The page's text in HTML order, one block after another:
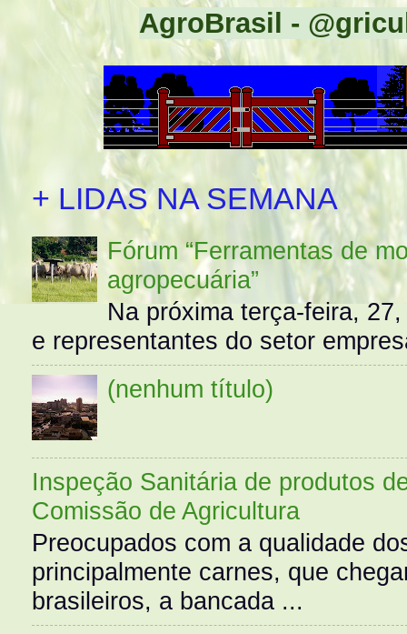
AgroBrasil -
+ LIDAS NA SEMANA
Fórum “Ferramentas de
agropecuária”
Na próxima terça-feira,
e representantes do setor
(nenhum título)
Inspeção Sanitária de produtos
Comissão de Agricultura
Preocupados com a qualidade
principalmente carnes, que
brasileiros, a bancada ...